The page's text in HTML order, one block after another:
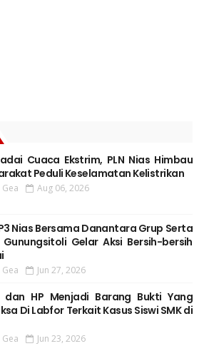
Cuaca Ekstrim, PLN Nias Himbau
Peduli Keselamatan Kelistrikan
Aug 06, 2026
Nias Bersama Danantara Grup Serta
Gunungsitoli Gelar Aksi Bersih-bersih
Jun 27, 2026
dan HP Menjadi Barang Bukti Yang
Di Labfor Terkait Kasus Siswi SMK di
Jun 23, 2026